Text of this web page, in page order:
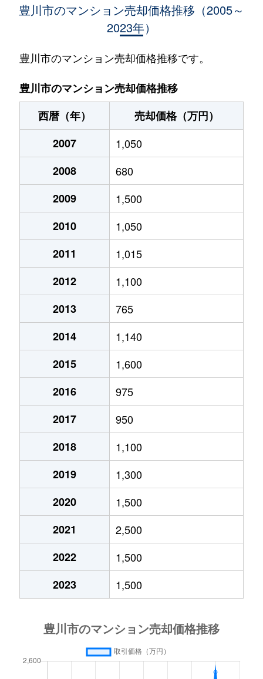
豊川市のマンション売却価格推移（2005～
2023年）
豊川市のマンション売却価格推移です。
豊川市のマンション売却価格推移
西暦（年）
売却価格（万円）
2007
1,050
2008
680
2009
1,500
2010
1,050
2011
1,015
2012
1,100
2013
765
2014
1,140
2015
1,600
2016
975
2017
950
2018
1,100
2019
1,300
2020
1,500
2021
2,500
2022
1,500
2023
1,500